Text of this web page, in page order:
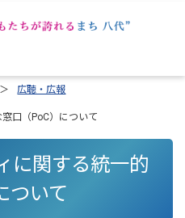
広聴・広報
口（PoC）について
に関する統一的
ついて